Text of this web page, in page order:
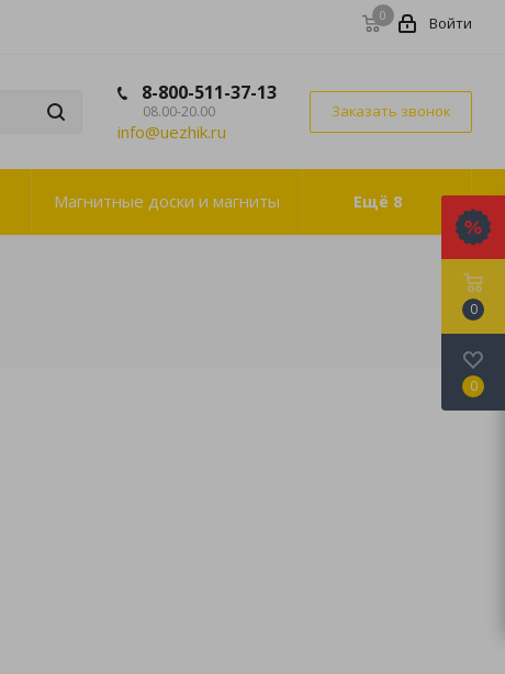
0 Войти
8-800-511-37-13
08.00-20.00
info@uezhik.ru
Заказать звонок
Магнитные доски и магниты Ещё 8
0
0